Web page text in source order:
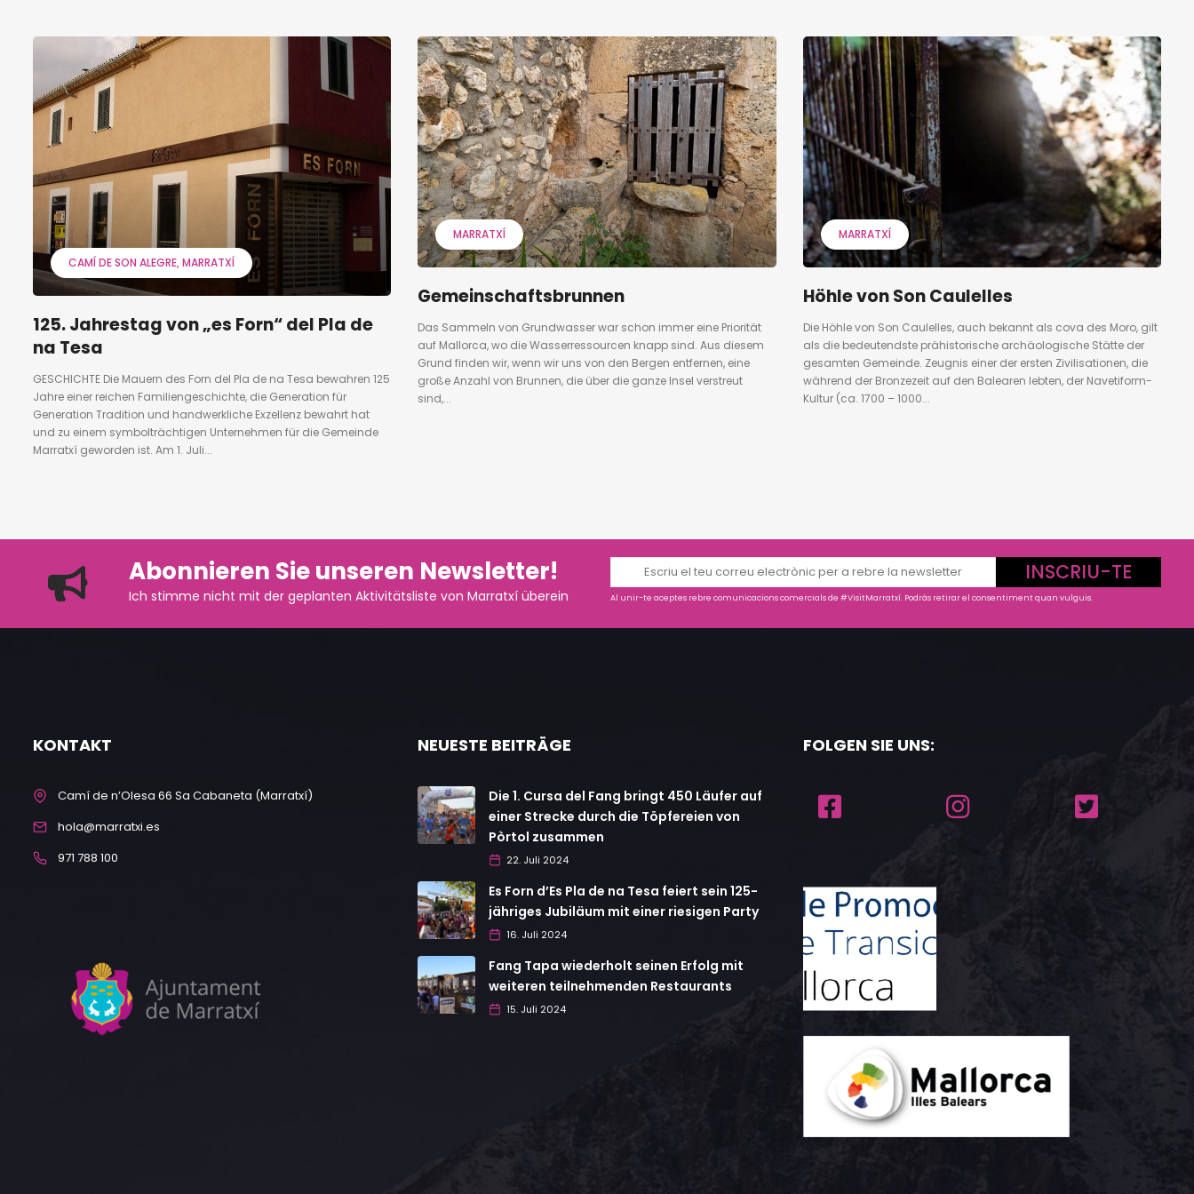
CAMÍ DE SON ALEGRE MARRATXÍ
125. Jahrestag von „es Forn“ del Pla de
na Tesa
GESCHICHTE Die Mauern des Forn del Pla de na Tesa bewahren 125
Jahre einer reichen Familiengeschichte, die Generation für
Generation Tradition und handwerkliche Exzellenz bewahrt hat
und zu einem symbolträchtigen Unternehmen für die Gemeinde
Marratxí geworden ist. Am 1. Juli...
MARRATXÍ
Gemeinschaftsbrunnen
Das Sammeln von Grundwasser war schon immer eine Priorität
auf Mallorca, wo die Wasserressourcen knapp sind. Aus diesem
Grund finden wir, wenn wir uns von den Bergen entfernen, eine
große Anzahl von Brunnen, die über die ganze Insel verstreut
sind,...
MARRATXÍ
Höhle von Son Caulelles
Die Höhle von Son Caulelles, auch bekannt als cova des Moro, gilt
als die bedeutendste prähistorische archäologische Stätte der
gesamten Gemeinde. Zeugnis einer der ersten Zivilisationen, die
während der Bronzezeit auf den Balearen lebten, der Navetiform-
Kultur (ca. 1700 – 1000...
Abonnieren Sie unseren Newsletter!
Ich stimme nicht mit der geplanten Aktivitätsliste von Marratxí überein
INSCRIU-TE
Al unir-te aceptes rebre comunicacions comercials de #VisitMarratxí. Podràs retirar el consentiment quan vulguis.
KONTAKT
Camí de n’Olesa 66 Sa Cabaneta (Marratxí)
hola@marratxi.es
971 788 100
NEUESTE BEITRÄGE
Die 1. Cursa del Fang bringt 450 Läufer auf
einer Strecke durch die Töpfereien von
Pòrtol zusammen
22. Juli 2024
Es Forn d’Es Pla de na Tesa feiert sein 125-
jähriges Jubiläum mit einer riesigen Party
16. Juli 2024
Fang Tapa wiederholt seinen Erfolg mit
weiteren teilnehmenden Restaurants
15. Juli 2024
FOLGEN SIE UNS: